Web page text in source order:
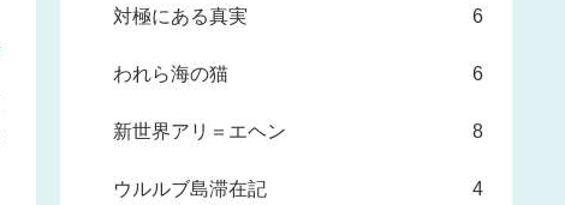
対極にある真実 6
われら海の猫 6
新世界アリ＝エヘン 8
ウルルブ島滞在記 4